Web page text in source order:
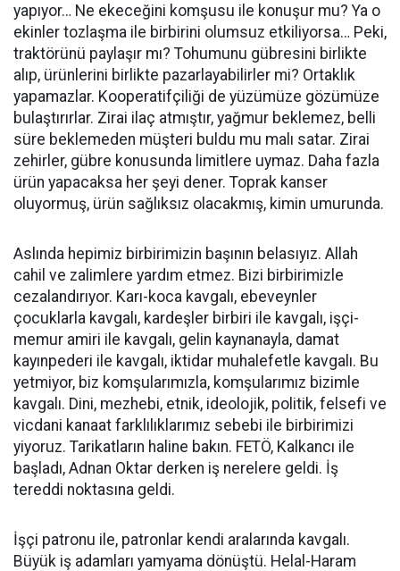
yapıyor… Ne ekeceğini komşusu ile konuşur mu? Ya o
ekinler tozlaşma ile birbirini olumsuz etkiliyorsa… Peki,
traktörünü paylaşır mı? Tohumunu gübresini birlikte
alıp, ürünlerini birlikte pazarlayabilirler mi? Ortaklık
yapamazlar. Kooperatifçiliği de yüzümüze gözümüze
bulaştırırlar. Zirai ilaç atmıştır, yağmur beklemez, belli
süre beklemeden müşteri buldu mu malı satar. Zirai
zehirler, gübre konusunda limitlere uymaz. Daha fazla
ürün yapacaksa her şeyi dener. Toprak kanser
oluyormuş, ürün sağlıksız olacakmış, kimin umurunda.
Aslında hepimiz birbirimizin başının belasıyız. Allah
cahil ve zalimlere yardım etmez. Bizi birbirimizle
cezalandırıyor. Karı-koca kavgalı, ebeveynler
çocuklarla kavgalı, kardeşler birbiri ile kavgalı, işçi-
memur amiri ile kavgalı, gelin kaynanayla, damat
kayınpederi ile kavgalı, iktidar muhalefetle kavgalı. Bu
yetmiyor, biz komşularımızla, komşularımız bizimle
kavgalı. Dini, mezhebi, etnik, ideolojik, politik, felsefi ve
vicdani kanaat farklılıklarımız sebebi ile birbirimizi
yiyoruz. Tarikatların haline bakın. FETÖ, Kalkancı ile
başladı, Adnan Oktar derken iş nerelere geldi. İş
tereddi noktasına geldi.
İşçi patronu ile, patronlar kendi aralarında kavgalı.
Büyük iş adamları yamyama dönüştü. Helal-Haram